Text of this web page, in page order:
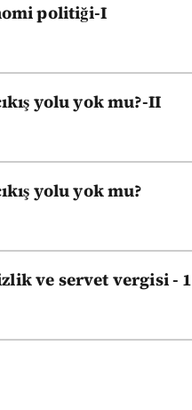
politiği-I
yolu yok mu?-II
yolu yok mu?
ve servet vergisi - 1